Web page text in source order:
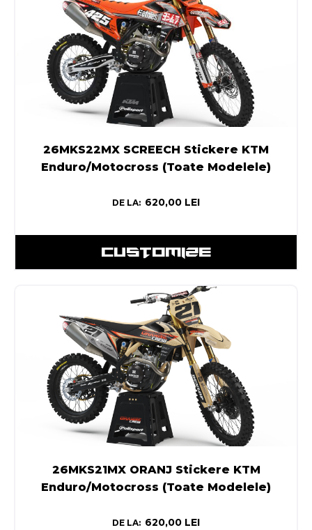
26MKS22MX SCREECH Stickere KTM
Enduro/Motocross (Toate Modelele)
DE LA: 620,00 LEI
CUSTOMIZE
26MKS21MX ORANJ Stickere KTM
Enduro/Motocross (Toate Modelele)
DE LA: 620,00 LEI